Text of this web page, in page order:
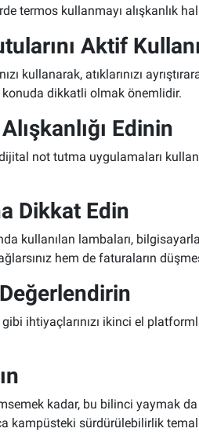
termos kullanmayı alışkanlık
Aktif
kullanarak, atıklarınızı
konuda dikkatli olmak önemlidir.
Edinin
dijital not tutma uygulamaları
Dikkat Edin
kullanılan lambaları,
hem de faturaların
ihtiyaçlarınızı ikinci el
kadar, bu bilinci yaymak
kampüsteki sürdürülebilirlik